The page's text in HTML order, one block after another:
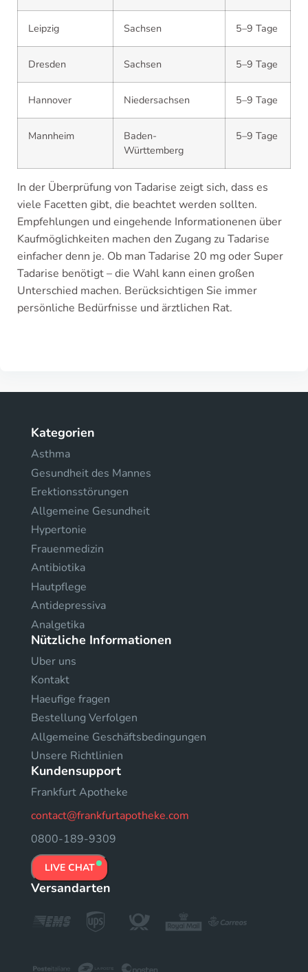
Leipzig Sachsen 5–9 Tage
Dresden Sachsen 5–9 Tage
Hannover Niedersachsen 5–9 Tage
Mannheim
Baden-
Württemberg
5–9 Tage
In der Überprüfung von Tadarise zeigt sich, dass es
viele Facetten gibt, die beachtet werden sollten.
Empfehlungen und eingehende Informationenen über
Kaufmöglichkeiten machen den Zugang zu Tadarise
einfacher denn je. Ob man Tadarise 20 mg oder Super
Tadarise benötigt – die Wahl kann einen großen
Unterschied machen. Berücksichtigen Sie immer
persönliche Bedürfnisse und ärztlichen Rat.
Kategorien
Asthma
Gesundheit des Mannes
Erektionsstörungen
Allgemeine Gesundheit
Hypertonie
Frauenmedizin
Antibiotika
Hautpflege
Antidepressiva
Analgetika
Nützliche Informationen
Uber uns
Kontakt
Haeufige fragen
Bestellung Verfolgen
Allgemeine Geschäftsbedingungen
Unsere Richtlinien
Kundensupport
Frankfurt Apotheke
contact@frankfurtapotheke.com
0800-189-9309
LIVE CHAT
Versandarten